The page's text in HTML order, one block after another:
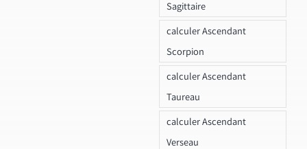
Sagittaire
calculer Ascendant
Scorpion
calculer Ascendant
Taureau
calculer Ascendant
Verseau